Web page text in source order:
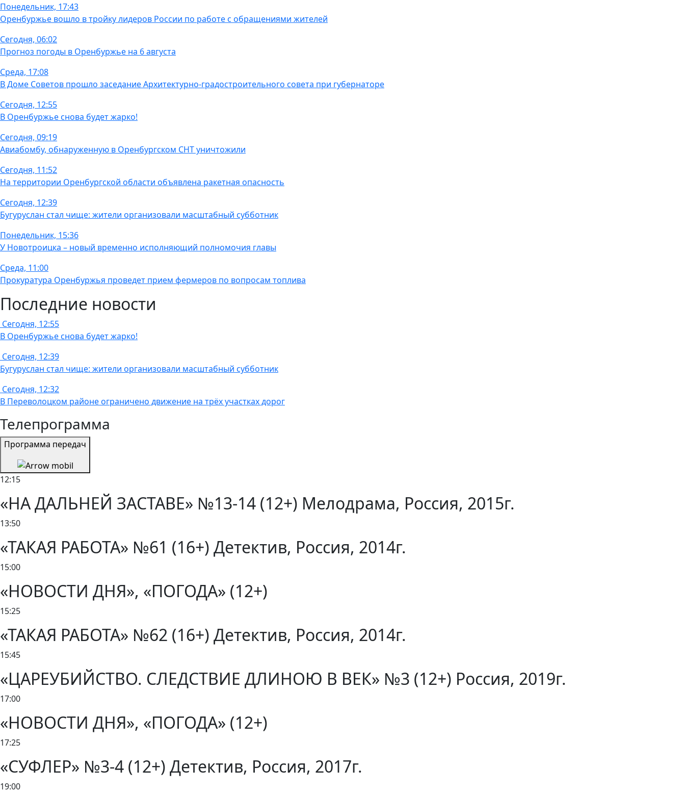
Понедельник, 17:43
Оренбуржье вошло в тройку лидеров России по работе с обращениями жителей
Сегодня, 06:02
Прогноз погоды в Оренбуржье на 6 августа
Среда, 17:08
В Доме Советов прошло заседание Архитектурно-градостроительного совета при губернаторе
Сегодня, 12:55
В Оренбуржье снова будет жарко!
Сегодня, 09:19
Авиабомбу, обнаруженную в Оренбургском СНТ уничтожили
Сегодня, 11:52
На территории Оренбургской области объявлена ракетная опасность
Сегодня, 12:39
Бугуруслан стал чище: жители организовали масштабный субботник
Понедельник, 15:36
У Новотроицка – новый временно исполняющий полномочия главы
Среда, 11:00
Прокуратура Оренбуржья проведет прием фермеров по вопросам топлива
Последние новости
Сегодня, 12:55
В Оренбуржье снова будет жарко!
Сегодня, 12:39
Бугуруслан стал чище: жители организовали масштабный субботник
Сегодня, 12:32
В Переволоцком районе ограничено движение на трёх участках дорог
Телепрограмма
Программа передач
12:15
«НА ДАЛЬНЕЙ ЗАСТАВЕ» №13-14 (12+) Мелодрама, Россия, 2015г.
13:50
«ТАКАЯ РАБОТА» №61 (16+) Детектив, Россия, 2014г.
15:00
«НОВОСТИ ДНЯ», «ПОГОДА» (12+)
15:25
«ТАКАЯ РАБОТА» №62 (16+) Детектив, Россия, 2014г.
15:45
«ЦАРЕУБИЙСТВО. СЛЕДСТВИЕ ДЛИНОЮ В ВЕК» №3 (12+) Россия, 2019г.
17:00
«НОВОСТИ ДНЯ», «ПОГОДА» (12+)
17:25
«СУФЛЕР» №3-4 (12+) Детектив, Россия, 2017г.
19:00